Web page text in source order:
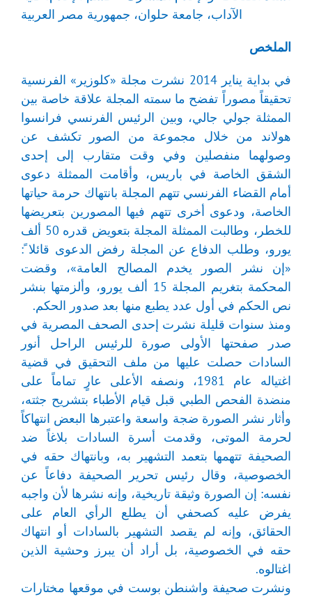
الآداب، جامعة حلوان، جمهورية مصر العربية
الملخص
في بداية يناير 2014 نشرت مجلة «كلوزير» الفرنسية
تحقيقاً مصوراً تفضح ما سمته المجلة علاقة خاصة بين
الممثلة جولي جالي، وبين الرئيس الفرنسي فرانسوا
هولاند من خلال مجموعة من الصور تكشف عن
وصولهما منفصلين وفي وقت متقارب إلى إحدى
الشقق الخاصة في باريس، وأقامت الممثلة دعوى
أمام القضاء الفرنسي تتهم المجلة بانتهاك حرمة حياتها
الخاصة، ودعوى أخرى تتهم فيها المصورين بتعريضها
للخطر، وطالبت الممثلة المجلة بتعويض قدره 50 ألف
يورو، وطلب الدفاع عن المجلة رفض الدعوى قائلا ً:
«إن نشر الصور يخدم المصالح العامة»، وقضت
المحكمة بتغريم المجلة 15 ألف يورو، وألزمتها بنشر
نص الحكم في أول عدد يطبع منها بعد صدور الحكم.
ومنذ سنوات قليلة نشرت إحدى الصحف المصرية في
صدر صفحتها الأولى صورة للرئيس الراحل أنور
السادات حصلت عليها من ملف التحقيق في قضية
اغتياله عام 1981، ونصفه الأعلى عارٍ تماماً على
منضدة الفحص الطبي قبل قيام الأطباء بتشريح جثته،
وأثار نشر الصورة ضجة واسعة واعتبرها البعض انتهاكاً
لحرمة الموتى، وقدمت أسرة السادات بلاغاً ضد
الصحيفة تتهمها بتعمد التشهير به، وبانتهاك حقه في
الخصوصية، وقال رئيس تحرير الصحيفة دفاعاً عن
نفسه: إن الصورة وثيقة تاريخية، وإنه نشرها لأن واجبه
يفرض عليه كصحفي أن يطلع الرأي العام على
الحقائق، وإنه لم يقصد التشهير بالسادات أو انتهاك
حقه في الخصوصية، بل أراد أن يبرز وحشية الذين
اغتالوه.
ونشرت صحيفة واشنطن بوست في موقعها مختارات